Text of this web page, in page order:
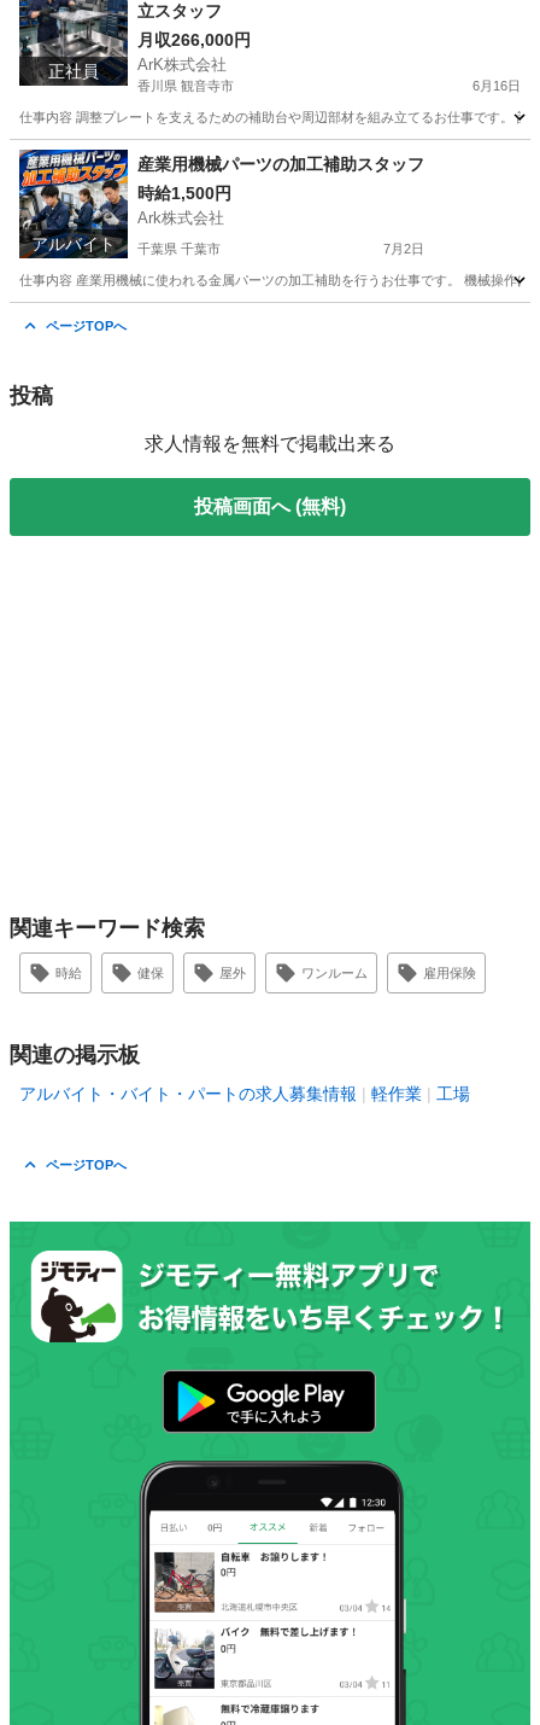
正社員
立スタッフ
月収266,000円
ArK株式会社
香川県 観音寺市 6月16日
仕事内容 調整プレートを支えるための補助台や周辺部材を組み立てるお仕事です。
香川 観音寺市 工場 社会保険
アルバイト
産業用機械パーツの加工補助スタッフ
時給1,500円
Ark株式会社
千葉県 千葉市 7月2日
仕事内容 産業用機械に使われる金属パーツの加工補助を行うお仕事です。 機械操作
ページTOPへ
投稿
求人情報を無料で掲載出来る
投稿画面へ (無料)
関連キーワード検索
時給 健保 屋外 ワンルーム 雇用保険
関連の掲示板
アルバイト・バイト・パートの求人募集情報 軽作業 工場
ページTOPへ